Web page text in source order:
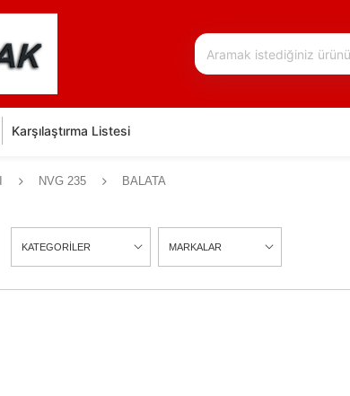
Karşılaştırma Listesi
NVG 235 BALATA
KATEGORİLER MARKALAR